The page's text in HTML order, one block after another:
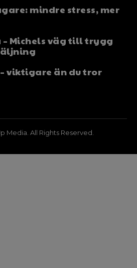
mindre stress, mer
Michels väg till trygg
viktigare än du tror
Media. All Rights Reserved.